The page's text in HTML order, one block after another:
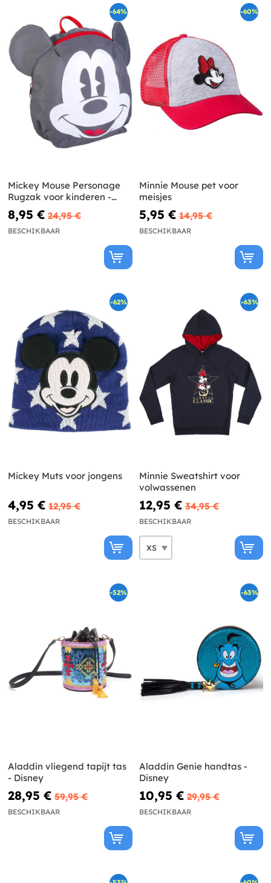
-64%
Mickey Mouse Personage
Rugzak voor kinderen -
Disney
8,95 € 24,95 €
BESCHIKBAAR
-60%
Minnie Mouse pet voor
meisjes
5,95 € 14,95 €
BESCHIKBAAR
-62%
Mickey Muts voor jongens
4,95 € 12,95 €
BESCHIKBAAR
-63%
Minnie Sweatshirt voor
volwassenen
12,95 € 34,95 €
BESCHIKBAAR
-52%
Aladdin vliegend tapijt tas
- Disney
28,95 € 59,95 €
BESCHIKBAAR
-63%
Aladdin Genie handtas -
Disney
10,95 € 29,95 €
BESCHIKBAAR